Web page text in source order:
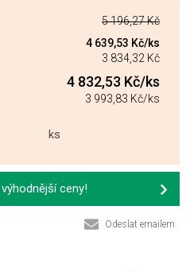
5 196,27 Kč
4 639,53 Kč/ks
3 834,32 Kč
4 832,53 Kč/ks
3 993,83 Kč/ks
ks
ceny!
Odeslat emailem